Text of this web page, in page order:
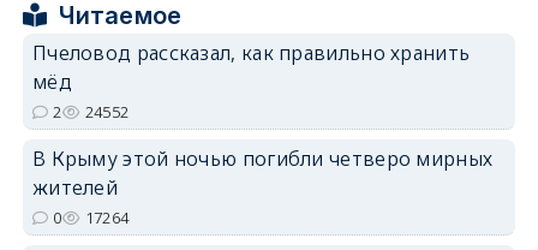
Читаемое
Пчеловод рассказал, как правильно хранить
мёд
2 24552
В Крыму этой ночью погибли четверо мирных
жителей
0 17264